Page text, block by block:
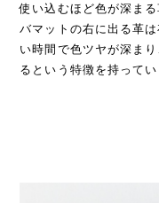
使い込むほど色が深ま
バマットの右に出る革
い時間で色ツヤが深ま
るという特徴を持ってい